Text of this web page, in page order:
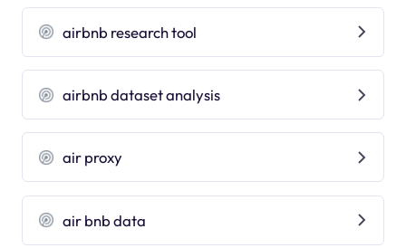
airbnb research tool
airbnb dataset analysis
air proxy
air bnb data